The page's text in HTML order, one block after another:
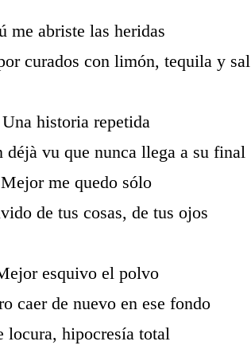
me abriste las heridas
curados con limón, tequila y sal
Una historia repetida
déjà vu que nunca llega a su final
Mejor me quedo sólo
de tus cosas, de tus ojos
esquivo el polvo
caer de nuevo en ese fondo
locura, hipocresía total